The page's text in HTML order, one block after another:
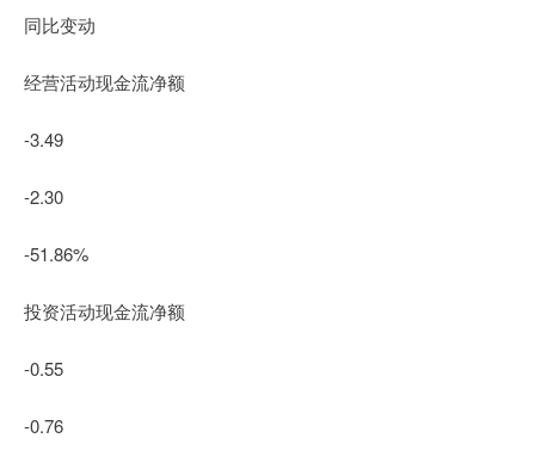
同比变动
经营活动现金流净额
-3.49
-2.30
-51.86%
投资活动现金流净额
-0.55
-0.76